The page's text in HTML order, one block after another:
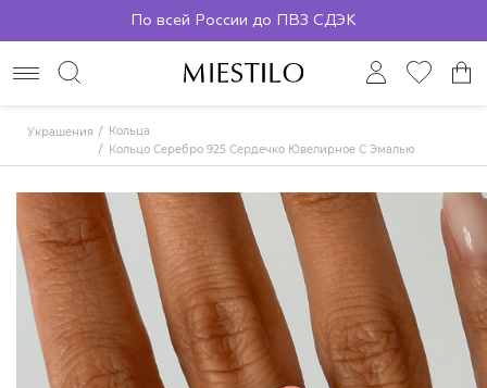
По всей России до ПВЗ СДЭК
Украшения
Кольца
Кольцо Серебро 925 Сердечко Ювелирное С Эмалью